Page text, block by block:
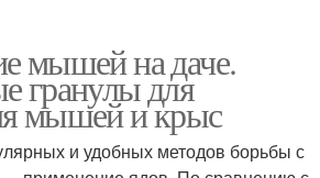
мышей на даче.
гранулы для
мышей и крыс
и удобных методов борьбы с